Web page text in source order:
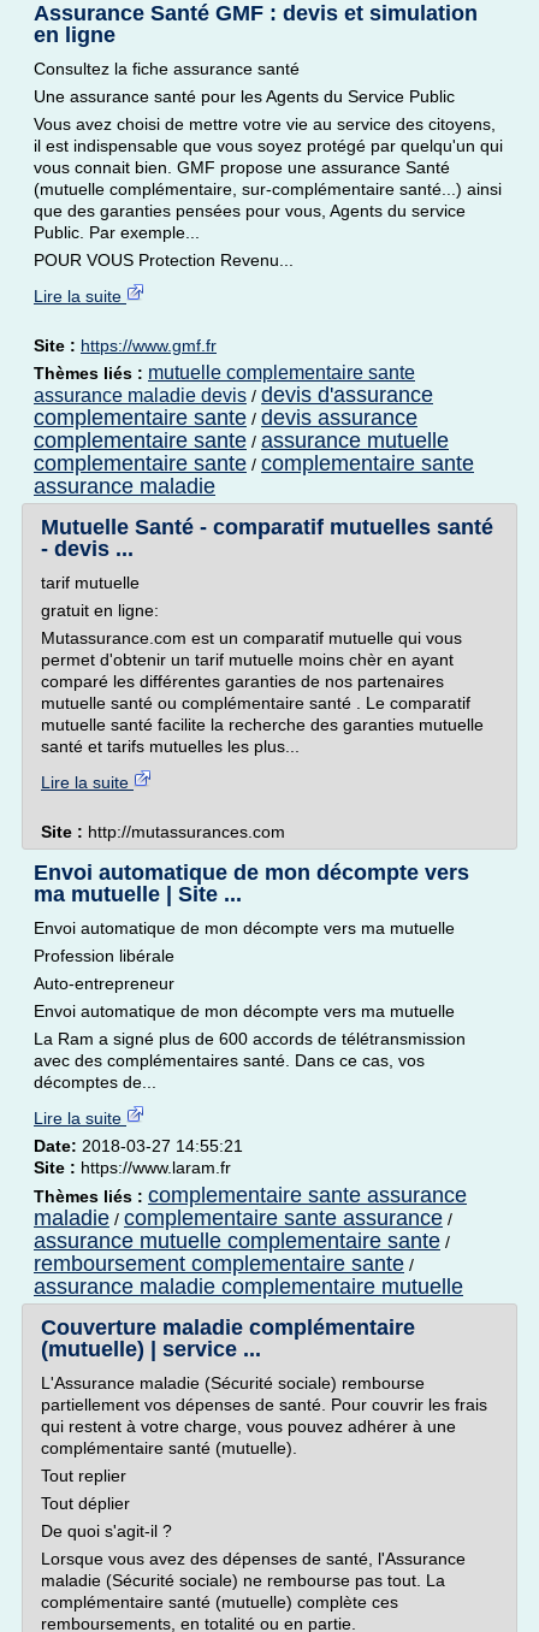
Assurance Santé GMF : devis et simulation
en ligne
Consultez la fiche assurance santé
Une assurance santé pour les Agents du Service Public
Vous avez choisi de mettre votre vie au service des citoyens,
il est indispensable que vous soyez protégé par quelqu'un qui
vous connait bien. GMF propose une assurance Santé
(mutuelle complémentaire, sur-complémentaire santé...) ainsi
que des garanties pensées pour vous, Agents du service
Public. Par exemple...
POUR VOUS Protection Revenu...
Lire la suite
Site : https://www.gmf.fr
Thèmes liés : mutuelle complementaire sante
assurance maladie devis / devis d'assurance
complementaire sante / devis assurance
complementaire sante / assurance mutuelle
complementaire sante / complementaire sante
assurance maladie
Mutuelle Santé - comparatif mutuelles santé
- devis ...
tarif mutuelle
gratuit en ligne:
Mutassurance.com est un comparatif mutuelle qui vous
permet d'obtenir un tarif mutuelle moins chèr en ayant
comparé les différentes garanties de nos partenaires
mutuelle santé ou complémentaire santé . Le comparatif
mutuelle santé facilite la recherche des garanties mutuelle
santé et tarifs mutuelles les plus...
Lire la suite
Site : http://mutassurances.com
Envoi automatique de mon décompte vers
ma mutuelle | Site ...
Envoi automatique de mon décompte vers ma mutuelle
Profession libérale
Auto-entrepreneur
Envoi automatique de mon décompte vers ma mutuelle
La Ram a signé plus de 600 accords de télétransmission
avec des complémentaires santé. Dans ce cas, vos
décomptes de...
Lire la suite
Date: 2018-03-27 14:55:21
Site : https://www.laram.fr
Thèmes liés : complementaire sante assurance
maladie / complementaire sante assurance /
assurance mutuelle complementaire sante /
remboursement complementaire sante /
assurance maladie complementaire mutuelle
Couverture maladie complémentaire
(mutuelle) | service ...
L'Assurance maladie (Sécurité sociale) rembourse
partiellement vos dépenses de santé. Pour couvrir les frais
qui restent à votre charge, vous pouvez adhérer à une
complémentaire santé (mutuelle).
Tout replier
Tout déplier
De quoi s'agit-il ?
Lorsque vous avez des dépenses de santé, l'Assurance
maladie (Sécurité sociale) ne rembourse pas tout. La
complémentaire santé (mutuelle) complète ces
remboursements, en totalité ou en partie.